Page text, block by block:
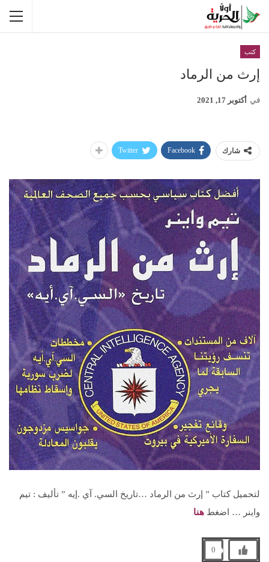
كتب
إرث من الرماد
في أكتوبر 17, 2021
شارك Facebook
Twitter
لتحميل كتاب ” إرث من الرماد …تاريخ السي. آي .إيه ” تأليف : تيم
واينر … اضغط هنا
0